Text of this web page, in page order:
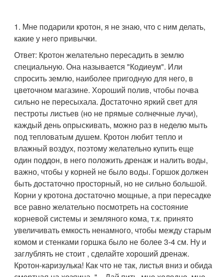
1. Мне подарили кротон, я не знаю, что с ним делать,
какие у него привычки.
Ответ: Кротон желательно пересадить в землю
специальную. Она называется "Кодиеум". Или
спросить землю, наиболее пригодную для него, в
цветочном магазине. Хороший полив, чтобы почва
сильно не пересыхала. Достаточно яркий свет для
пестроты листьев (но не прямые солнечные лучи),
каждый день опрыскивать, можно раз в неделю мыть
под тепловатым душем. Кротон любит тепло и
влажный воздух, поэтому желательно купить еще
один поддон, в него положить дренаж и налить воды,
важно, чтобы у корней не было воды. Горшок должен
быть достаточно просторный, но не сильно большой.
Корни у кротона достаточно мощные, а при пересадке
все равно желательно посмотреть на состояние
корневой системы и земляного кома, т.к. принято
увеличивать емкость ненамного, чтобы между старым
комом и стенками горшка было не более 3-4 см. Ну и
заглублять не стоит , сделайте хороший дренаж.
Кротон-каризулька! Как что не так, листья вниз и обида